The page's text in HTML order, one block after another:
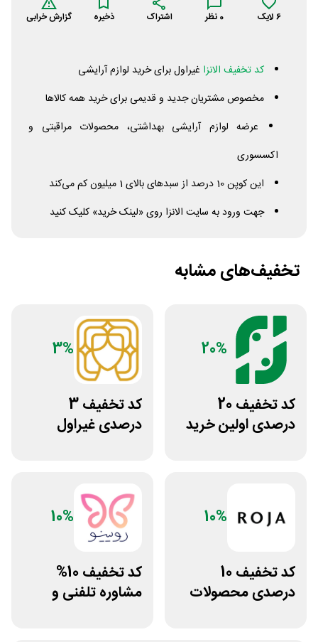
6 لایک 0 نظر اشتراک ذخیره گزارش خرابی
کد تخفیف الانزا غیراول برای خرید لوازم آرایشی
مخصوص مشتریان جدید و قدیمی برای خرید همه کالاها
عرضه لوازم آرایشی بهداشتی، محصولات مراقبتی و
اکسسوری
این کوپن 10 درصد از سبدهای بالای 1 میلیون کم می‌کند
جهت ورود به سایت الانزا روی «لینک خرید» کلیک کنید
تخفیف‌های مشابه
20%
کد تخفیف 20
درصدی اولین خرید
3%
کد تخفیف 3
درصدی غیراول
10%
کد تخفیف 10
درصدی محصولات
10%
کد تخفیف 10%
مشاوره تلفنی و